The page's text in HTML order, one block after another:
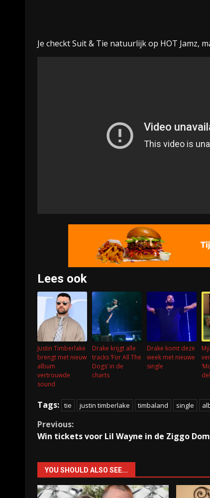
Je checkt Suit & Tie natuurlijk op HOT Jamz,
Lees ook
Justin Timberlake
brengt met nieuw
album
vertrouwde
sound
Drake krijgt alle
tracks ‘For All The
Dogs’ in de
charts
Drake komt deze
week met nieuwe
single
Tags: tie justin timberlake timbaland single
Continue
Previous:
Win tickets voor Lil Wayne in de Ziggo
YOU SHOULD ALSO SEE...